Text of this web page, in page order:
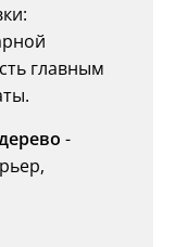
главным
-